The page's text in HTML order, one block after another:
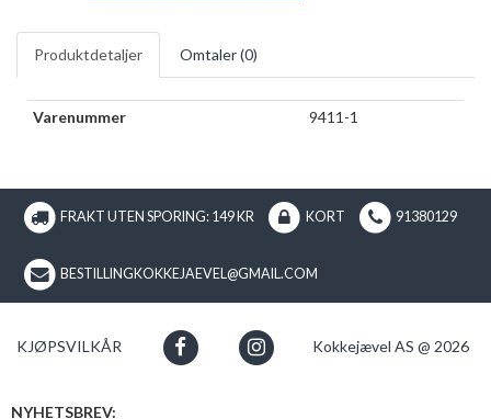
Produktdetaljer Omtaler (0)
Varenummer 9411-1
FRAKT UTEN SPORING: 149 KR KORT 91380129
BESTILLINGKOKKEJAEVEL@GMAIL.COM
KJØPSVILKÅR Kokkejævel AS @ 2026
NYHETSBREV: